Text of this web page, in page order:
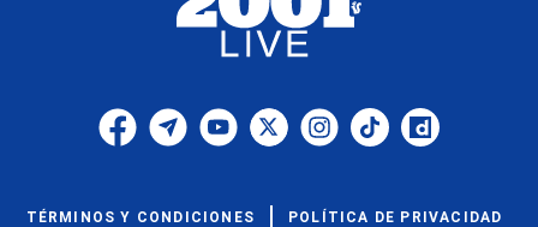
TÉRMINOS Y CONDICIONES POLÍTICA DE PRIVACIDAD